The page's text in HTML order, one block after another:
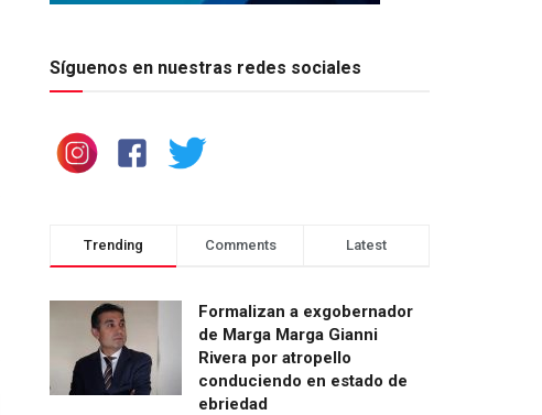
Síguenos en nuestras redes sociales
Trending Comments Latest
Formalizan a exgobernador
de Marga Marga Gianni
Rivera por atropello
conduciendo en estado de
ebriedad